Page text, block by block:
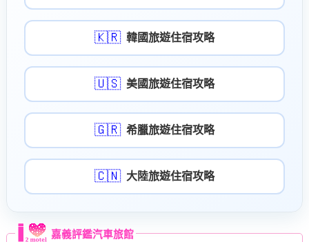
🇰🇷 韓國旅遊住宿攻略
🇺🇸 美國旅遊住宿攻略
🇬🇷 希臘旅遊住宿攻略
🇨🇳 大陸旅遊住宿攻略
嘉義評鑑汽車旅館